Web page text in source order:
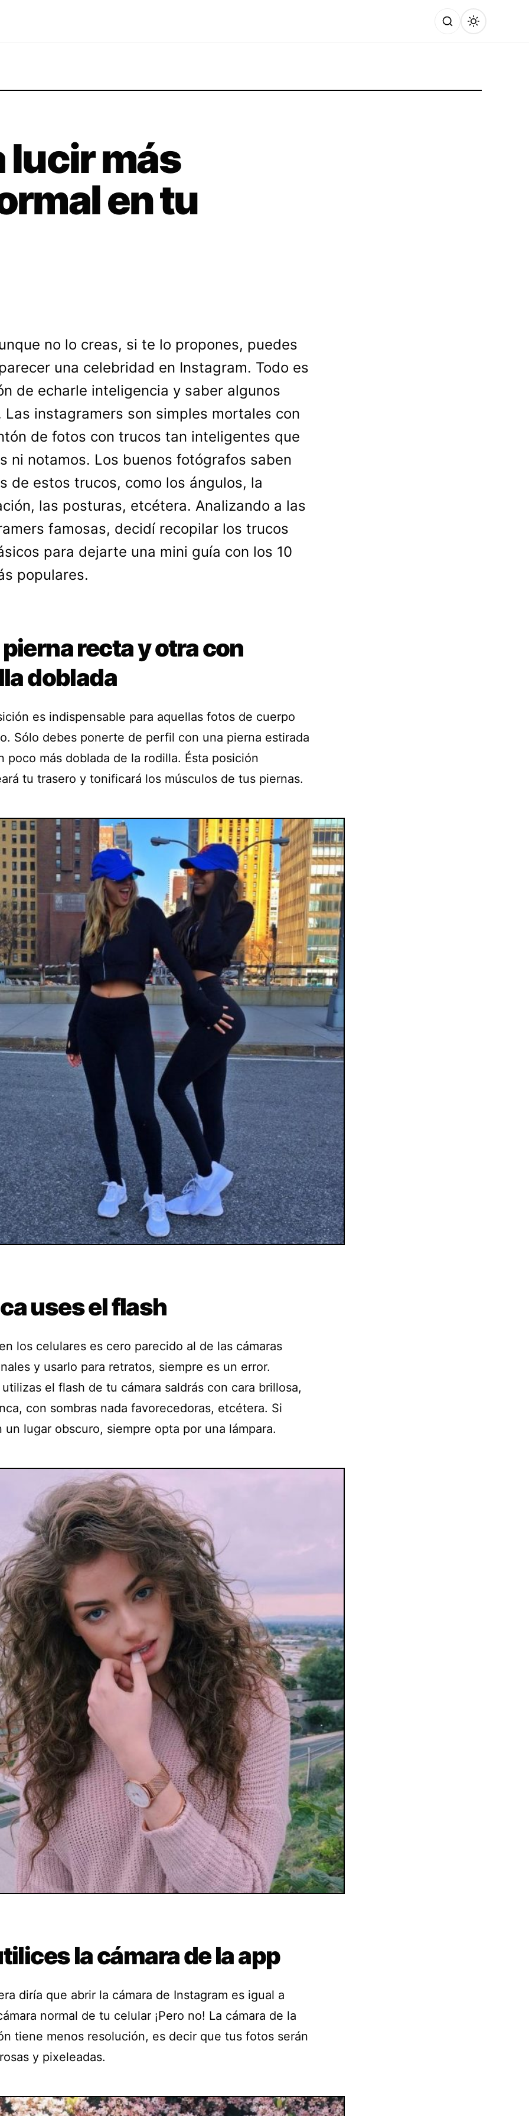
lucir más
en tu
no lo creas, si te lo propones, puedes
una celebridad en Instagram. Todo es
de echarle inteligencia y saber algunos
Las instagramers son simples mortales con
de fotos con trucos tan inteligentes que
ni notamos. Los buenos fotógrafos saben
de estos trucos, como los ángulos, la
las posturas, etcétera. Analizando a las
famosas, decidí recopilar los trucos
para dejarte una mini guía con los 10
populares.
recta y otra con
doblada
es indispensable para aquellas fotos de cuerpo
Sólo debes ponerte de perfil con una pierna estirada
poco más doblada de la rodilla. Ésta posición
tu trasero y tonificará los músculos de tus piernas.
uses el flash
los celulares es cero parecido al de las cámaras
y usarlo para retratos, siempre es un error.
el flash de tu cámara saldrás con cara brillosa,
con sombras nada favorecedoras, etcétera. Si
un lugar obscuro, siempre opta por una lámpara.
la cámara de la app
diría que abrir la cámara de Instagram es igual a
normal de tu celular ¡Pero no! La cámara de la
tiene menos resolución, es decir que tus fotos serán
y pixeleadas.